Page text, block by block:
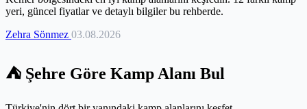
yeri, güncel fiyatlar ve detaylı bilgiler bu rehberde.
Zehra Sönmez 03.08.2026
⛺ Şehre Göre Kamp Alanı Bul